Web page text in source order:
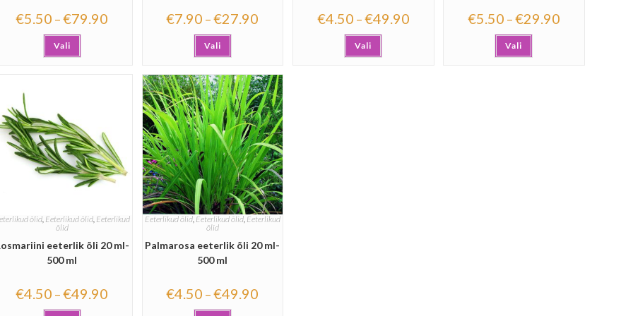
€5.50 –€79.90
Vali
€7.90 –€27.90
Vali
€4.50 –€49.90
Vali
€5.50 –€29.90
Vali
õlid, Eeterlikud õlid, Eeterlikud
õlid
eeterlik õli 20 ml-
500 ml
€4.50 –€49.90
Eeterlikud õlid, Eeterlikud õlid, Eeterlikud
õlid
Palmarosa eeterlik õli 20 ml-
500 ml
€4.50 –€49.90